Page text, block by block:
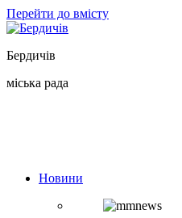
Перейти до вмісту
Бердичів
міська рада
Новини